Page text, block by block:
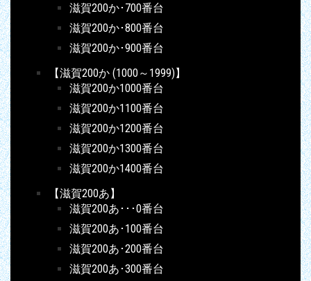
滋賀200か･700番台
滋賀200か･800番台
滋賀200か･900番台
【滋賀200か (1000～1999)】
滋賀200か1000番台
滋賀200か1100番台
滋賀200か1200番台
滋賀200か1300番台
滋賀200か1400番台
【滋賀200あ】
滋賀200あ･･･0番台
滋賀200あ･100番台
滋賀200あ･200番台
滋賀200あ･300番台